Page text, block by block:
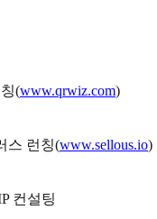
(www.qrwiz.com)
스 런칭(www.sellous.io)
컨설팅